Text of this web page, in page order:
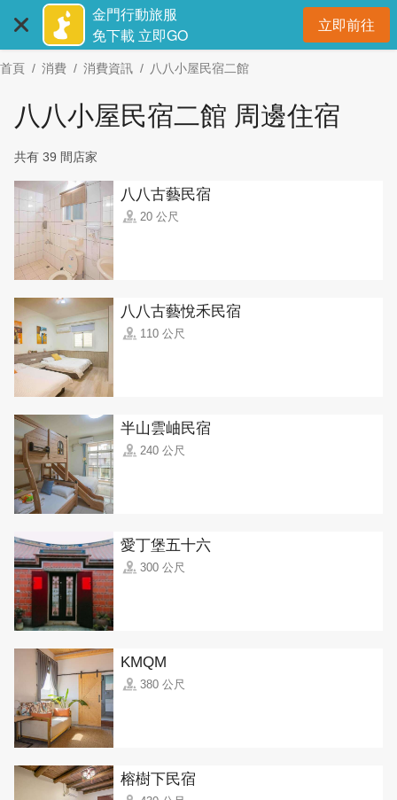
主
要
金門行動旅服
免下載 立即GO
立即前往開
首頁 消費 消費資訊 八八小屋民宿二館
八八小屋民宿二館 周邊住宿
共有 39 間店家
八八古藝民宿
20 公尺
八八古藝悅禾民宿
110 公尺
半山雲岫民宿
240 公尺
愛丁堡五十六
300 公尺
KMQM
380 公尺
榕樹下民宿